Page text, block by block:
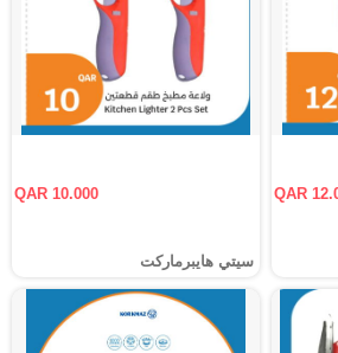
QAR
QAR 10.000
سيتي هايبرماركت